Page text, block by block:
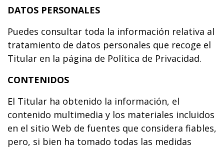
DATOS PERSONALES
Puedes consultar toda la información relativa al
tratamiento de datos personales que recoge el
Titular en la página de Política de Privacidad.
CONTENIDOS
El Titular ha obtenido la información, el
contenido multimedia y los materiales incluidos
en el sitio Web de fuentes que considera fiables,
pero, si bien ha tomado todas las medidas